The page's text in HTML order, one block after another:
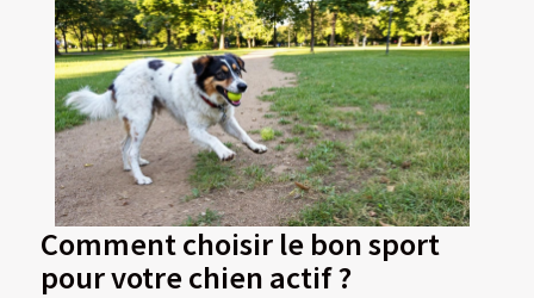
Comment choisir le bon sport
pour votre chien actif ?